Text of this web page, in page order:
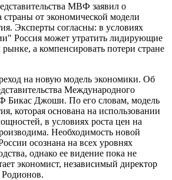
МВФ заявил о
страны от экономической модели
Эксперты согласны: в условиях
Россия может утратить лидирующие
а компенсировать потери стране
на новую модель экономики. Об
Международного
Бикас Джоши. По его словам, модель
которая основана на использовании
в условиях роста цен на
Необходимость новой
осознана на всех уровнях
однако ее видение пока не
экономист, независимый директор